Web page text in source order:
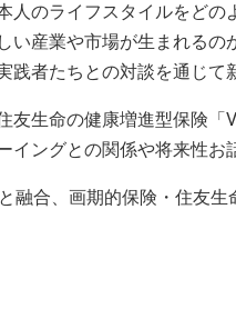
人のライフスタイルをどの
い産業や市場が生まれるの
践者たちとの対談を通じて
友生命の健康増進型保険「
イングとの関係や将来性お
合、画期的保険・住友生